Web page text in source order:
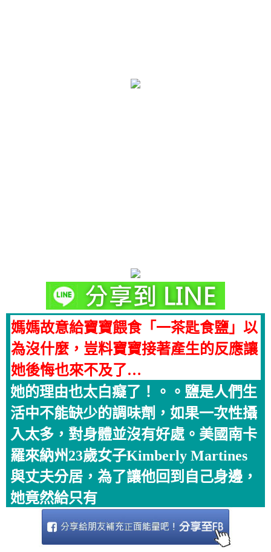
媽媽故意給寶寶餵食「一茶匙食鹽」以
為沒什麼，豈料寶寶接著產生的反應讓
她後悔也來不及了…
她的理由也太白癡了！。。鹽是人們生
活中不能缺少的調味劑，如果一次性攝
入太多，對身體並沒有好處。美國南卡
羅來納州23歲女子Kimberly Martines
與丈夫分居，為了讓他回到自己身邊，
她竟然給只有